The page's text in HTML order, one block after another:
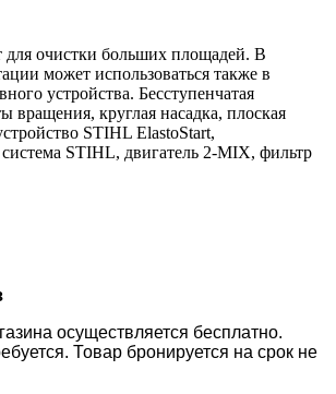
для очистки больших площадей. В
может использоваться также в
устройства. Бесступенчатая
вращения, круглая насадка, плоская
STIHL ElastoStart,
STIHL, двигатель 2-MIX, фильтр
осуществляется бесплатно.
Товар бронируется на срок не